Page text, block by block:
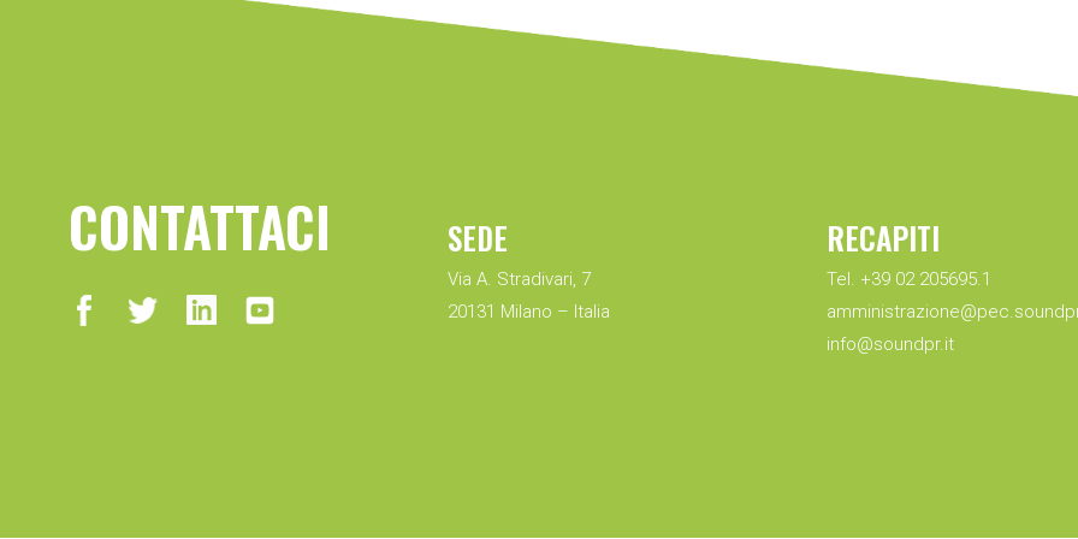
CONTATTACI SEDE
Via A. Stradivari, 7
20131 Milano – Italia
RECAPITI
Tel. +39 02 205695.1
info@soundpr.it